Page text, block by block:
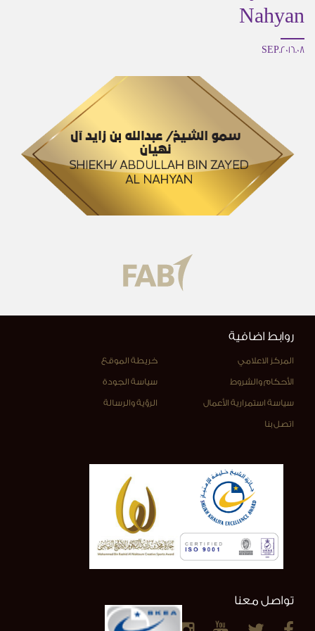
Nahyan
08.SEP.2016
روابط اضافية
المركز الاعلامي خريطة الموقع
الأحكام والشروط سياسة الجودة
سياسة استمرارية الأعمال الرؤية والرسالة
اتصل بنا
تواصل معنا